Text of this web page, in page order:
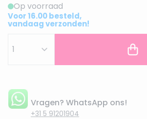
Op voorraad
Voor 16.00 besteld,
vandaag verzonden!
Vragen? WhatsApp ons!
+31 5 91201904